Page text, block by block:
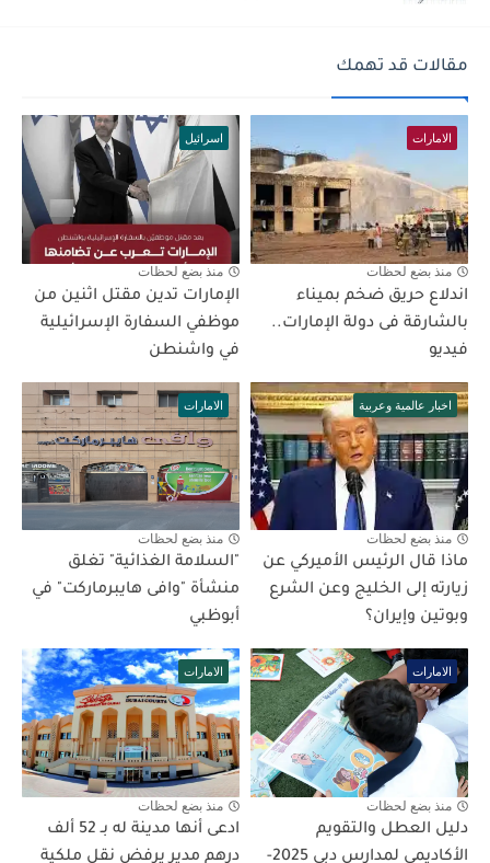
مقالات قد تهمك
الامارات
منذ بضع لحظات
اندلاع حريق ضخم بميناء
بالشارقة فى دولة الإمارات..
فيديو
اسرائيل
منذ بضع لحظات
الإمارات تدين مقتل اثنين من
موظفي السفارة الإسرائيلية
في واشنطن
اخبار عالمية وعربية
منذ بضع لحظات
ماذا قال الرئيس الأميركي عن
زيارته إلى الخليج وعن الشرع
وبوتين وإيران؟
الامارات
منذ بضع لحظات
"السلامة الغذائية" تغلق
منشأة "وافى هايبرماركت" في
أبوظبي
الامارات
منذ بضع لحظات
دليل العطل والتقويم
الأكاديمي لمدارس دبي 2025-
الامارات
منذ بضع لحظات
ادعى أنها مدينة له بـ 52 ألف
درهم مدير يرفض نقل ملكية